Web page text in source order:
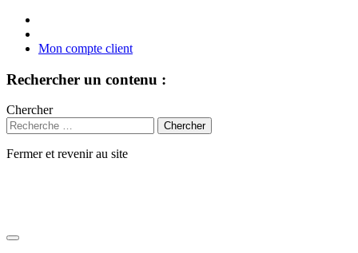
Mon compte client
Rechercher un contenu :
Chercher
Fermer et revenir au site